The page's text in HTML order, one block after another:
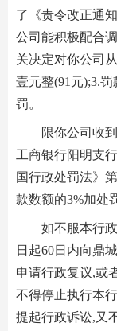
了《责令改正通
公司能积极配合
关决定对你公司
壹元整(91元);3.
罚。
限你公司收
工商银行阳明支
国行政处罚法》
款数额的3%加处
如不服本行
日起60日内向鼎
申请行政复议,或
不得停止执行本
提起行政诉讼,又